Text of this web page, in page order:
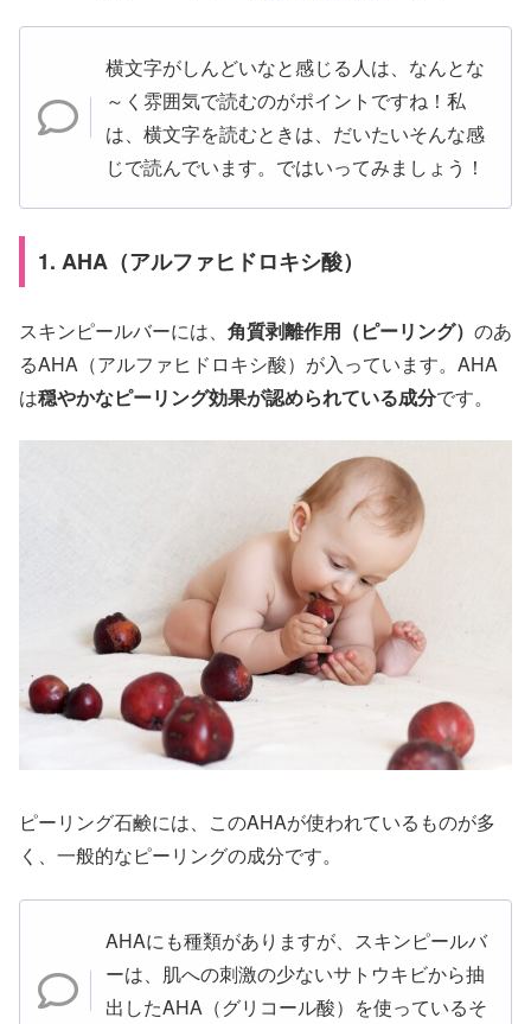
横文字がしんどいなと感じる人は、なんとな
～く雰囲気で読むのがポイントですね！私
は、横文字を読むときは、だいたいそんな感
じで読んでいます。ではいってみましょう！
1. AHA（アルファヒドロキシ酸）
スキンピールバーには、 角質剥離作用（ピーリング） のあ
るAHA（アルファヒドロキシ酸）が入っています。AHA
は穏やかなピーリング効果が認められている成分です。
ピーリング石鹸には、このAHAが使われているものが多
く、一般的なピーリングの成分です。
AHAにも種類がありますが、スキンピールバ
ーは、肌への刺激の少ないサトウキビから抽
出したAHA（グリコール酸）を使っているそ